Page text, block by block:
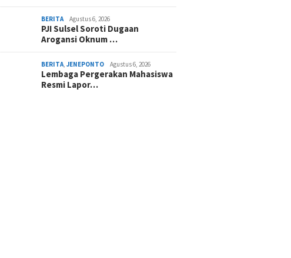
BERITA Agustus 6, 2026
PJI Sulsel Soroti Dugaan
Arogansi Oknum …
BERITA,JENEPONTO Agustus 6, 2026
Lembaga Pergerakan Mahasiswa
Resmi Lapor…